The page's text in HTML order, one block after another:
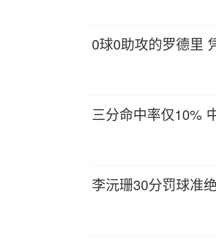
0球0助攻的罗德里
三分命中率仅10%
李沅珊30分罚球准